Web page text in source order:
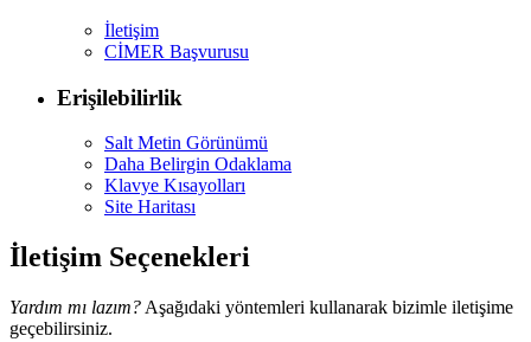
İletişim
CİMER Başvurusu
Erişilebilirlik
Salt Metin Görünümü
Daha Belirgin Odaklama
Klavye Kısayolları
Site Haritası
İletişim Seçenekleri
Yardım mı lazım? Aşağıdaki yöntemleri kullanarak bizimle iletişime
geçebilirsiniz.